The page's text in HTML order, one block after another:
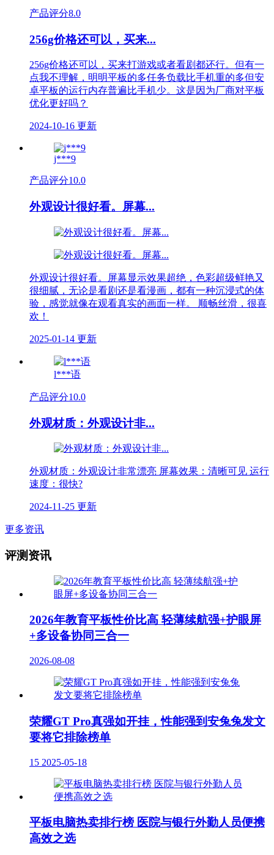
产品评分8.0
256g价格还可以，买来...
256g价格还可以，买来打游戏或者看剧都还行。但有一
点我不理解，明明平板的多任务负载比手机重的多但安
卓平板的运行内存普遍比手机少。这是因为厂商对平板
优化更好吗？
2024-10-16 更新
j***9
产品评分10.0
外观设计很好看。屏幕...
外观设计很好看。屏幕显示效果超绝，色彩超级鲜艳又
很细腻，无论是看剧还是看漫画，都有一种沉浸式的体
验，感觉就像在观看真实的画面一样。 顺畅丝滑，很喜
欢！
2025-01-14 更新
l***语
产品评分10.0
外观材质：外观设计非...
外观材质：外观设计非常漂亮 屏幕效果：清晰可见 运行
速度：很快?
2024-11-25 更新
更多资讯
评测资讯
2026年教育平板性价比高 轻薄续航强+护眼屏
+多设备协同三合一
2026-08-08
荣耀GT Pro真强如开挂，性能强到安兔兔发文
要将它排除榜单
15 2025-05-18
平板电脑热卖排行榜 医院与银行外勤人员便携
高效之选